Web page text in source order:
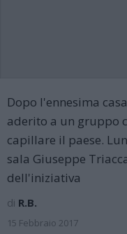
Dopo l'ennesima
aderito a un gruppo
capillare il paese.
sala Giuseppe
dell'iniziativa
di R.B.
15 Febbraio 2017